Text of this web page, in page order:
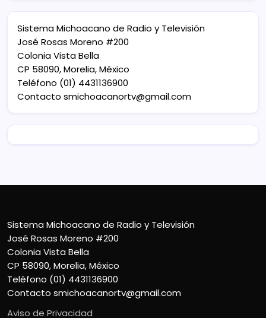
Sistema Michoacano de Radio y Televisión
José Rosas Moreno #200
Colonia Vista Bella
CP 58090, Morelia, México
Teléfono (01) 4431136900
Contacto smichoacanortv@gmail.com
Sistema Michoacano de Radio y Televisión
José Rosas Moreno #200
Colonia Vista Bella
CP 58090, Morelia, México
Teléfono (01) 4431136900
Contacto smichoacanortv@gmail.com
Aviso de Privacidad